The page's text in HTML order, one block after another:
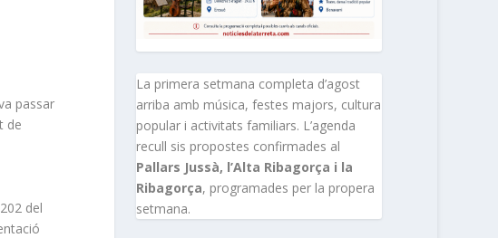
passar
de
del
La primera setmana completa d’agost
arriba amb música, festes majors, cultura
popular i activitats familiars. L’agenda
recull sis propostes confirmades al
Pallars Jussà, l’Alta Ribagorça i la
Ribagorça, programades per la propera
setmana.